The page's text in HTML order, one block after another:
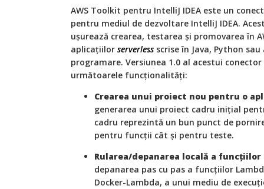
AWS Toolkit pentru IntelliJ IDEA este un
pentru mediul de dezvoltare IntelliJ IDEA.
ușurează crearea, testarea și promovarea în
aplicațiilor serverless scrise în Java, Python
programare. Versiunea 1.0 al acestui
următoarele funcționalități:
Crearea unui proiect nou pentru o
generarea unui proiect cadru inițial
cadru reprezintă un bun punct de
pentru funcții cât și pentru teste.
Rularea/depanarea locală a funcțiilor
depanarea pas cu pas a funcțiilor
Docker-Lambda, a unui mediu de